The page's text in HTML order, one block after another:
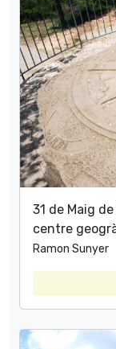
31 de Maig
centre
Ramon Sunyer